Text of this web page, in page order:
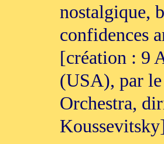
nostalgique,
confidences
[création : 9
(USA), par
Orchestra,